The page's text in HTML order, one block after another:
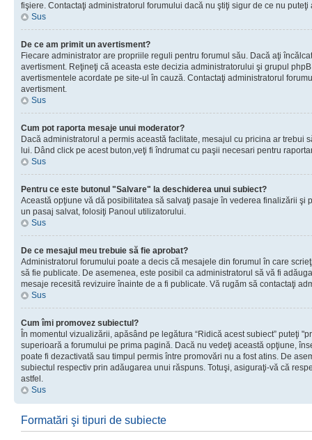
fişiere. Contactaţi administratorul forumului dacă nu ştiţi sigur de ce nu
Sus
De ce am primit un avertisment?
Fiecare administrator are propriile reguli pentru forumul său. Dacă aţi
avertisment. Reţineţi că aceasta este decizia administratorului şi grupul
avertismentele acordate pe site-ul în cauză. Contactaţi administratorul
avertisment.
Sus
Cum pot raporta mesaje unui moderator?
Dacă administratorul a permis această faclitate, mesajul cu pricina ar trebui
lui. Dând click pe acest buton,veţi fi îndrumat cu paşii necesari pentru
Sus
Pentru ce este butonul "Salvare" la deschiderea unui subiect?
Această opţiune vă dă posibilitatea să salvaţi pasaje în vederea finalizării şi
un pasaj salvat, folosiţi Panoul utilizatorului.
Sus
De ce mesajul meu trebuie să fie aprobat?
Administratorul forumului poate a decis că mesajele din forumul în care
să fie publicate. De asemenea, este posibil ca administratorul să vă fi
mesaje recesită revizuire înainte de a fi publicate. Vă rugăm să contactaţi
Sus
Cum îmi promovez subiectul?
În momentul vizualizării, apăsând pe legătura “Ridică acest subiect” puteţi
superioară a forumului pe prima pagină. Dacă nu vedeţi această opţiune,
poate fi dezactivată sau timpul permis între promovări nu a fost atins. De
subiectul respectiv prin adăugarea unui răspuns. Totuşi, asiguraţi-vă că
astfel.
Sus
Formatări şi tipuri de subiecte